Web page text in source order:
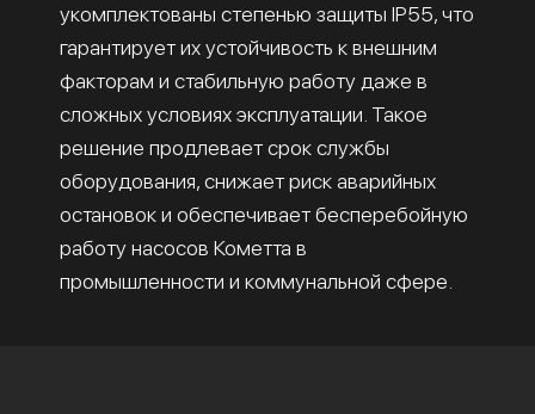
укомплектованы степенью защиты IP55, что
гарантирует их устойчивость к внешним
факторам и стабильную работу даже в
сложных условиях эксплуатации. Такое
решение продлевает срок службы
оборудования, снижает риск аварийных
остановок и обеспечивает бесперебойную
работу насосов Кометта в
промышленности и коммунальной сфере.